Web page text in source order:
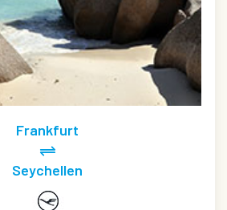
Frankfurt
Seychellen